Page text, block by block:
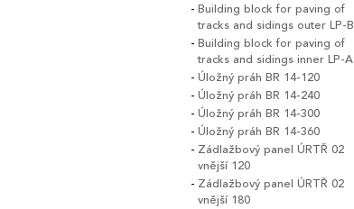
Building block for paving of
tracks and sidings outer LP-B
Building block for paving of
tracks and sidings inner LP-A
Úložný práh BR 14-120
Úložný práh BR 14-240
Úložný práh BR 14-300
Úložný práh BR 14-360
Zádlažbový panel ÚRTŘ 02
vnější 120
Zádlažbový panel ÚRTŘ 02
vnější 180